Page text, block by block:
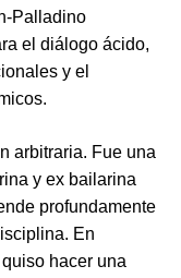
Palladino
el diálogo ácido,
y el
arbitraria. Fue una
y ex bailarina
profundamente
En
hacer una